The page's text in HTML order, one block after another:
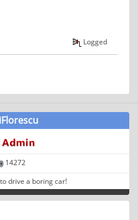
Logged
14272
drive a boring car!